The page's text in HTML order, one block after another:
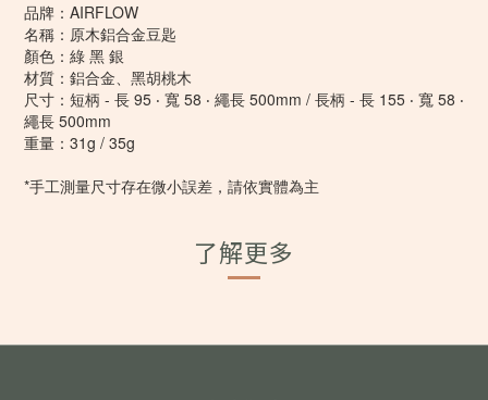
品牌：AIRFLOW
名稱：原木鋁合金豆匙
顏色：綠 黑 銀
材質：鋁合金、黑胡桃木
尺寸：短柄 - 長 95 ‧ 寬 58 ‧ 繩長 500mm / 長柄 - 長 155 ‧ 寬 58 ‧
繩長 500mm
重量：31g / 35g
*手工測量尺寸存在微小誤差，請依實體為主
了解更多